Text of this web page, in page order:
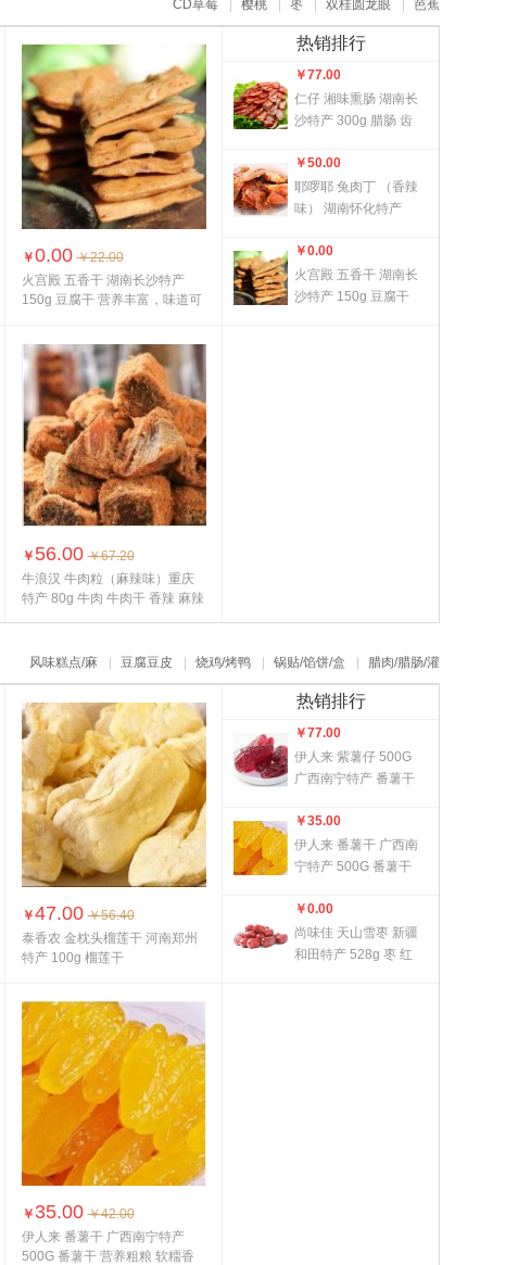
CD草莓 樱桃 枣 双桂圆龙眼 芭蕉
￥0.00 ￥22.00
火宫殿 五香干 湖南长沙特产
150g 豆腐干 营养丰富，味道可
￥ 56.00 ￥67.20
牛浪汉 牛肉粒（麻辣味）重庆
特产 80g 牛肉 牛肉干 香辣 麻辣
热销排行
￥77.00
仁仔 湘味熏肠 湖南长
沙特产 300g 腊肠 齿
￥50.00
耶啰耶 兔肉丁 （香辣
味） 湖南怀化特产
嫩，...
￥0.00
火宫殿 五香干 湖南长
沙特产 150g 豆腐干
风味糕点/麻 豆腐豆皮 烧鸡/烤鸭 锅贴/馅饼/盒 腊肉/腊肠/灌
￥47.00 ￥56.40
泰香农 金枕头榴莲干 河南郑州
特产 100g 榴莲干
￥ 35.00 ￥42.00
伊人来 番薯干 广西南宁特产
500G 番薯干 营养粗粮 软糥香
热销排行
￥77.00
伊人来 紫薯仔 500G
广西南宁特产 番薯干
￥35.00
伊人来 番薯干 广西南
宁特产 500G 番薯干
即...
￥0.00
尚味佳 天山雪枣 新疆
和田特产 528g 枣 红